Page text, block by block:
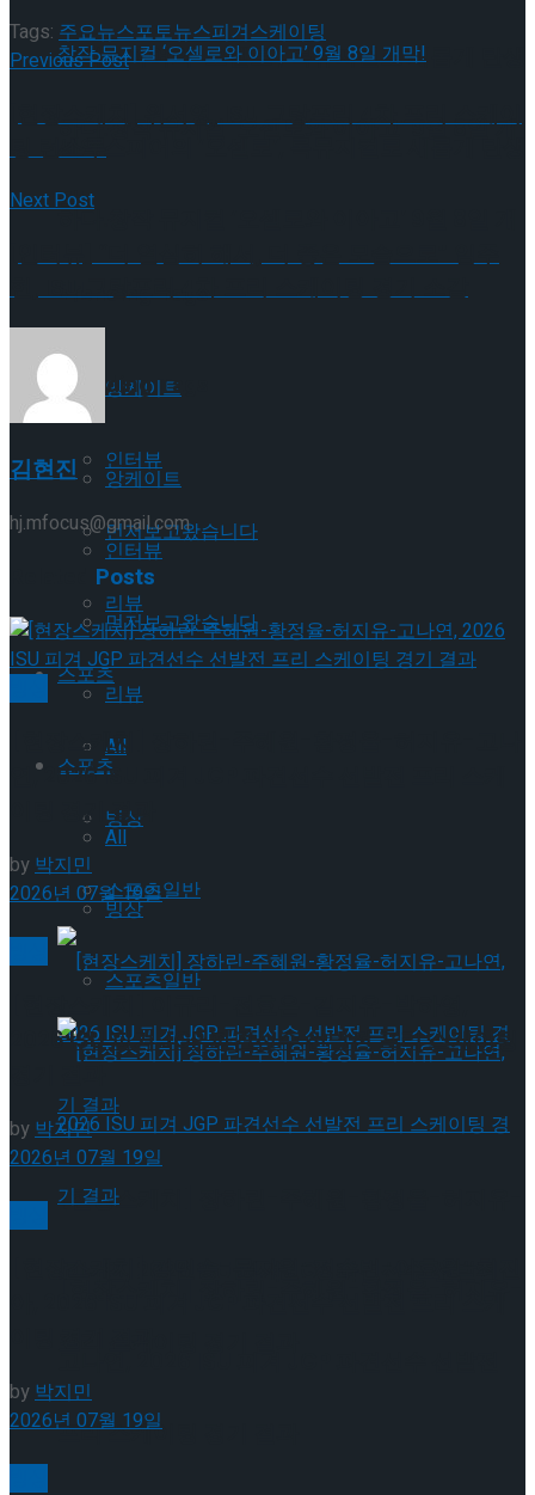
셰익스피어의 ‘오셀로’, 록뮤지컬로 새롭게 탄생
하다.창작 뮤지컬 ‘오셀로와 이아고’ 9월 8일 개
막!
Trending Tags
앙케이트
인터뷰
먼저보고왔습니다
리뷰
스포츠
All
빙상
스포츠일반
[현장스케치] 장하린-주혜원-황정율-허지유-
하다.창작 뮤지컬 ‘오셀로와 이아고’ 9월 8일 개
막!
Trending Tags
앙케이트
인터뷰
먼저보고왔습니다
리뷰
스포츠
All
빙상
스포츠일반
프리 스케이팅 경기 결과
Tags: 주요뉴스포토뉴스피겨스케이팅
Previous Post
Next Post
[인터뷰] “더 열심히 해서, 더 좋은 모습으로” 임주
헌, ISU 그랑프리 4차 프리 스케이팅 경기 소감
김현진
hj.mfocus@gmail.com
Posts
[현장스케치] 장하린-주혜원-황정율-허지유-고나
연, 2026 ISU 피겨 JGP 파견선수 선발전 프리 스케
이팅 경기 결과
by박지민
2026년 07월 19일
2026 ISU 피겨 JGP 파견선수 선발전 프리 스케이팅
by 박지민
2026년 07월 19일
by박지민
2026년 07월 19일